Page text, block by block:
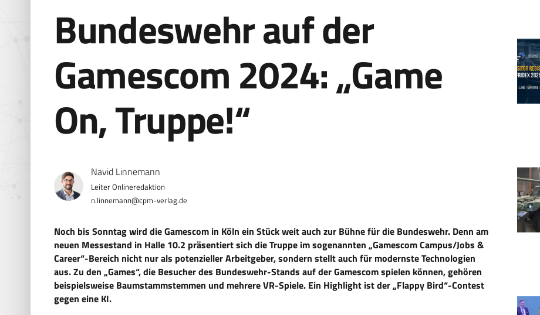
Bundeswehr auf der
Gamescom 2024: „Game
On, Truppe!“
Navid Linnemann
Leiter Onlineredaktion
n.linnemann@cpm-verlag.de
Noch bis Sonntag wird die Gamescom in Köln ein Stück weit auch zur Bühne für die Bundeswehr. Denn am
neuen Messestand in Halle 10.2 präsentiert sich die Truppe im sogenannten „Gamescom Campus/Jobs &
Career“-Bereich nicht nur als potenzieller Arbeitgeber, sondern stellt auch für modernste Technologien
aus. Zu den „Games“, die Besucher des Bundeswehr-Stands auf der Gamescom spielen können, gehören
beispielsweise Baumstammstemmen und mehrere VR-Spiele. Ein Highlight ist der „Flappy Bird“-Contest
gegen eine KI.